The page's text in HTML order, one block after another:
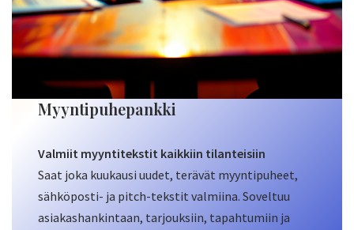
Myyntipuhepankki
Valmiit myyntitekstit kaikkiin tilanteisiin
Saat joka kuukausi uudet, terävät myyntipuheet,
sähköposti- ja pitch-tekstit valmiina. Soveltuu
asiakashankintaan, tarjouksiin, tapahtumiin ja